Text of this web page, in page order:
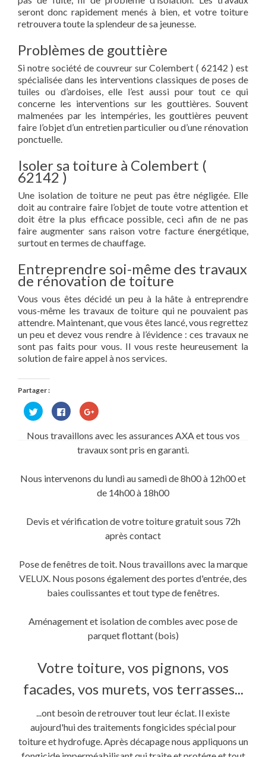
seront donc rapidement menés à bien, et votre toiture
retrouvera toute la splendeur de sa jeunesse.
Problèmes de gouttière
Si notre société de couvreur sur Colembert ( 62142 ) est
spécialisée dans les interventions classiques de poses de
tuiles ou d’ardoises, elle l’est aussi pour tout ce qui
concerne les interventions sur les gouttières. Souvent
malmenées par les intempéries, les gouttières peuvent
faire l’objet d’un entretien particulier ou d’une rénovation
ponctuelle.
Isoler sa toiture à Colembert (
62142 )
Une isolation de toiture ne peut pas être négligée. Elle
doit au contraire faire l’objet de toute votre attention et
doit être la plus efficace possible, ceci afin de ne pas
faire augmenter sans raison votre facture énergétique,
surtout en termes de chauffage.
Entreprendre soi-même des travaux
de rénovation de toiture
Vous vous êtes décidé un peu à la hâte à entreprendre
vous-même les travaux de toiture qui ne pouvaient pas
attendre. Maintenant, que vous êtes lancé, vous regrettez
un peu et devez vous rendre à l’évidence : ces travaux ne
sont pas faits pour vous. Il vous reste heureusement la
solution de faire appel à nos services.
Partager :
Cliquez
pour
partager
Twitter(ouvre
Cliquez
pour
partager
sur
Facebook(ouvre
dans
une
Cliquez
pour
Google+
dans
fenêtre)
Nous travaillons avec les assurances AXA et tous vos
travaux sont pris en garanti.
Nous intervenons du lundi au samedi de 8h00 à 12h00 et
de 14h00 à 18h00
Devis et vérification de votre toiture gratuit sous 72h
après contact
Pose de fenêtres de toit. Nous travaillons avec la marque
VELUX. Nous posons également des portes d'entrée, des
baies coulissantes et tout type de fenêtres.
Aménagement et isolation de combles avec pose de
parquet flottant (bois)
Votre toiture, vos pignons, vos
facades, vos murets, vos terrasses...
...ont besoin de retrouver tout leur éclat. Il existe
aujourd'hui des traitements fongicides spécial pour
toiture et hydrofuge. Après décapage nous appliquons un